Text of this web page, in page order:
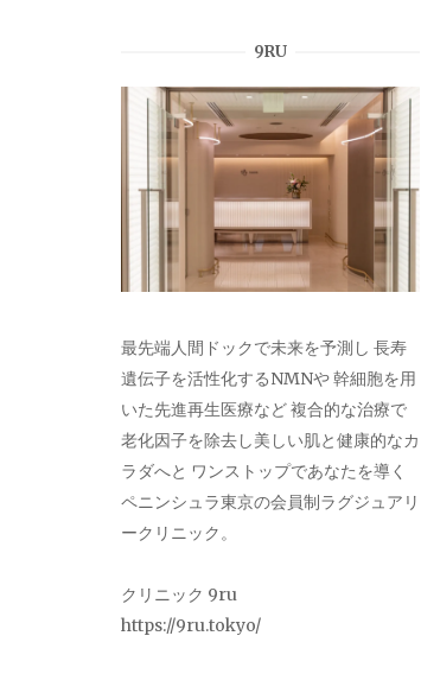
9RU
最先端人間ドックで未来を予測し 長寿
遺伝子を活性化するNMNや 幹細胞を用
いた先進再生医療など 複合的な治療で
老化因子を除去し美しい肌と健康的なカ
ラダへと ワンストップであなたを導く
ペニンシュラ東京の会員制ラグジュアリ
ークリニック。
クリニック 9ru
https://9ru.tokyo/